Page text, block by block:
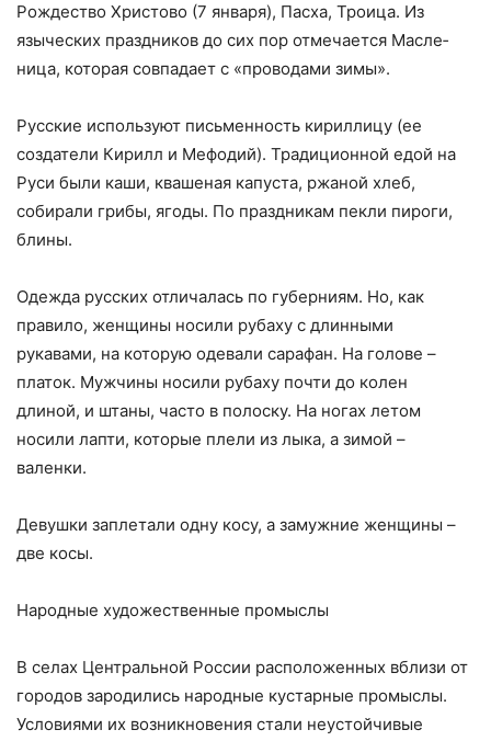
Рождество Христово (7 января), Пасха, Троица. Из
языческих праздников до сих пор отмечается Масле­
ница, которая совпадает с «проводами зимы».
Русские используют письменность кириллицу (ее
создатели Кирилл и Мефодий). Традиционной едой на
Руси были каши, квашеная капуста, ржаной хлеб,
собирали грибы, ягоды. По праздникам пекли пироги,
блины.
Одежда русских отличалась по губерниям. Но, как
правило, женщины носили рубаху с длинными
рукавами, на которую одевали сарафан. На голове –
платок. Мужчины носили рубаху почти до колен
длиной, и штаны, часто в полоску. На но­гах летом
носили лапти, которые плели из лыка, а зимой –
валенки.
Девушки заплетали одну косу, а замужние женщины –
две косы.
Народные художественные промыслы
В селах Центральной России расположенных вблизи от
городов зародились на­родные кустарные промыслы.
Условиями их возникновения стали неустойчивые